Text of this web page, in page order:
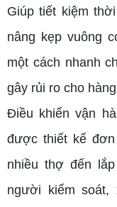
Giúptiết kiệm
nâng kẹp vuông
một cách nhanh
gây rủi ro cho
Điều khiển vận
được thiết kế
nhiều thợ đến
người kiểm soát,